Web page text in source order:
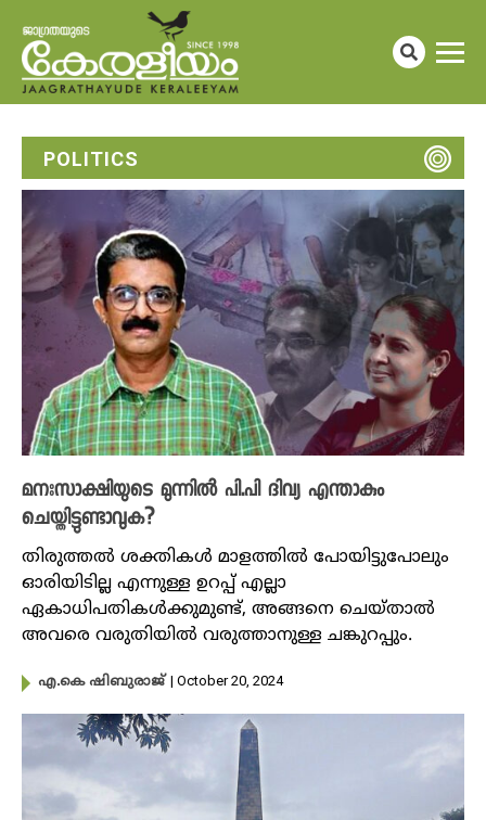
POLITICS
മനഃസാക്ഷിയുടെ മുന്നിൽ പി.പി ദിവ്യ എന്താകും
ചെയ്തിട്ടുണ്ടാവുക?
തിരുത്തൽ ശക്തികൾ മാളത്തിൽ പോയിട്ടുപോലും
ഓരിയിടില്ല എന്നുള്ള ഉറപ്പ് എല്ലാ
ഏകാധിപതികൾക്കുമുണ്ട്, അങ്ങനെ ചെയ്‌താൽ
അവരെ വരുതിയിൽ വരുത്താനുള്ള ചങ്കുറപ്പും.
എ.കെ ഷിബുരാജ് | October 20, 2024